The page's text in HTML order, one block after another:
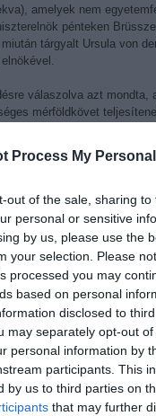
Process My
out of the sale, sharing
personal or sensitive
by us, please use the
your selection. Please
processed you may
based on personal
disclosed to
may separately opt-out
personal information by
participants. This
by us to third parties on
that may further
amelyek nem
pénteken
tárgyalt Ursula von
válaszolva azt mondta,
mérföldkövet
kapcsán az a
augusztus 31-ig az
de az egyetem
kell idő arra, hogy a
- magyarázta.
azon kekvákat,
31-ig megszüntetik,
át fogja venni az
hozzászólások nem a